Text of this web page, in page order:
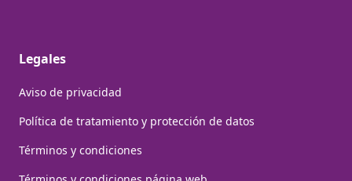
Legales
Aviso de privacidad
Política de tratamiento y protección de datos
Términos y condiciones